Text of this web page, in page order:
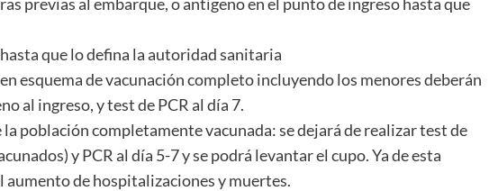
que lo defina la autoridad sanitaria
esquema de vacunación completo incluyendo los menores deberán
al ingreso, y test de PCR al día 7.
población completamente vacunada: se dejará de realizar test de
y PCR al día 5-7 y se podrá levantar el cupo. Ya de esta
aumento de hospitalizaciones y muertes.